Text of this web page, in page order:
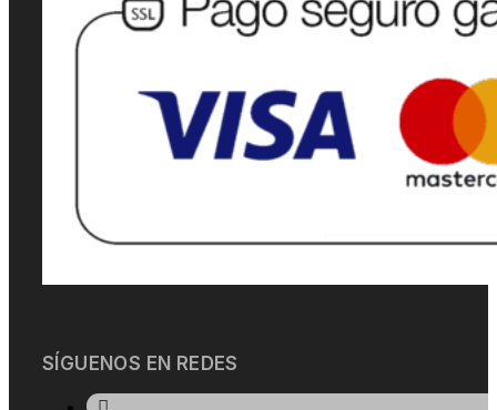
SÍGUENOS EN REDES